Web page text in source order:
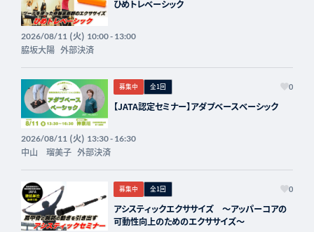
ひめトレベーシック
2026/08/11(火) 10:00 - 13:00
脇坂大陽 外部決済
募集中 全1回 0
【JATA認定セミナー】アダプベースベーシック
2026/08/11(火) 13:30 - 16:30
中山 瑠美子 外部決済
募集中 全1回 0
アシスティックエクササイズ 〜アッパーコアの
可動性向上のためのエクササイズ〜